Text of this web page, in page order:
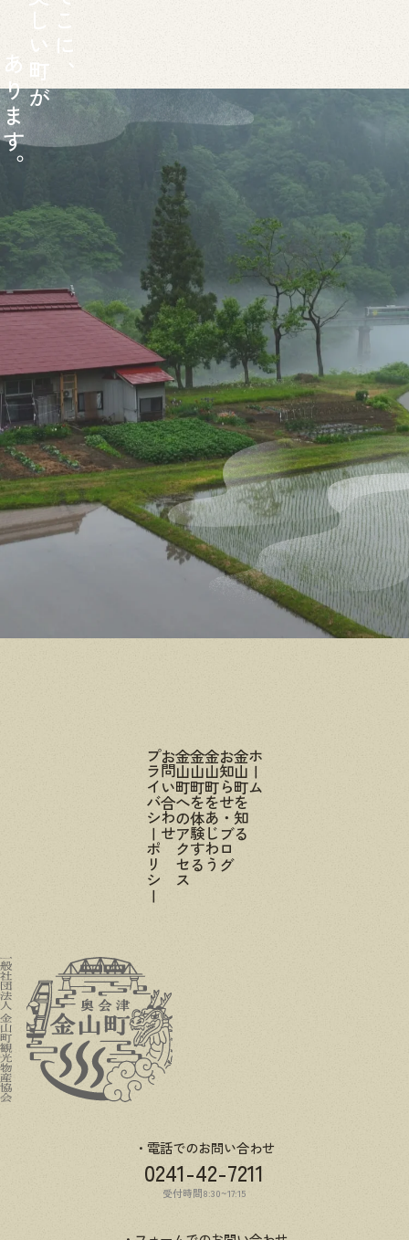
こ
に
、
し
い
町
が
ホーム
金山町を知る
お知らせ・ブログ
金山町をあじわう
金山町を体験する
金山町へのアクセス
お問い合わせ
プライバシーポリシー
電話でのお問い合わせ
0241-42-7211
受付時間8:30~17:15